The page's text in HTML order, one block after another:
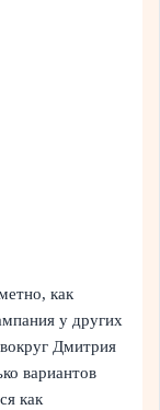
как
у других
Дмитрия
вариантов
как